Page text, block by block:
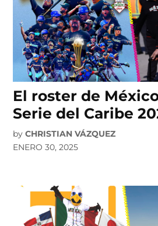
El roster de
Serie del Caribe
by CHRISTIAN VÁZQUEZ
ENERO 30, 2025